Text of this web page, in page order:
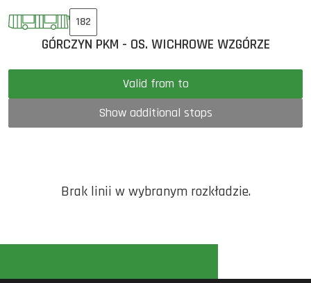
182
GÓRCZYN PKM - OS. WICHROWE WZGÓRZE
Valid from to
Show additional stops
Brak linii w wybranym rozkładzie.